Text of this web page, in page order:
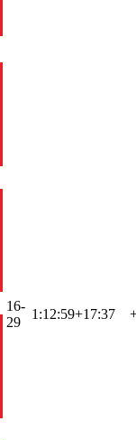
16-
29
1:12:59+17:37